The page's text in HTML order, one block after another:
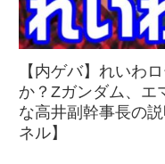
【内ゲバ】れいわ
か？Zガンダム、エ
な高井副幹事長の
ネル】